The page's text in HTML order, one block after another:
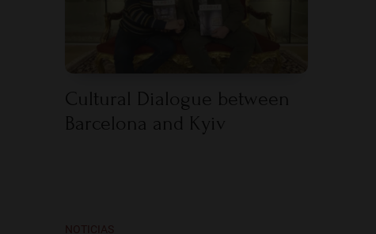
Cultural Dialogue between
Barcelona and Kyiv